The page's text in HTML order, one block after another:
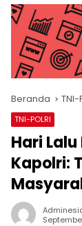
Beranda TNI-
TNI-POLRI
Hari
Kapolri: